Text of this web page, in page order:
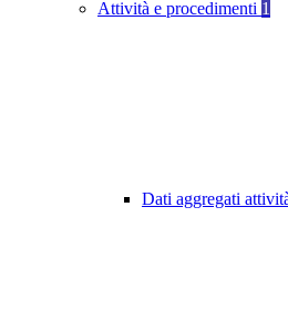
Attività e procedimenti 1
Dati aggregati